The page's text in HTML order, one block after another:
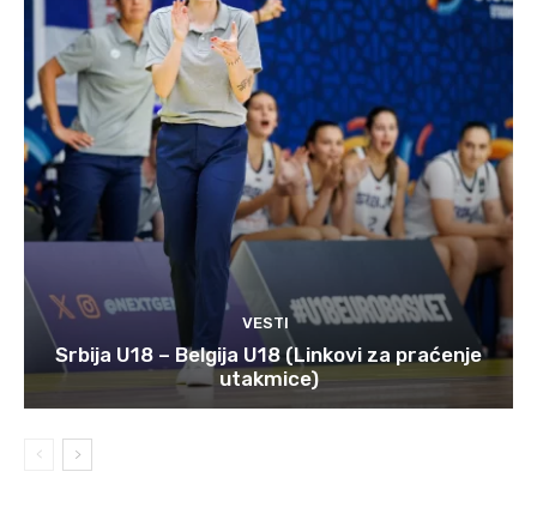
VESTI
Srbija U18 – Belgija U18 (Linkovi za praćenje
utakmice)